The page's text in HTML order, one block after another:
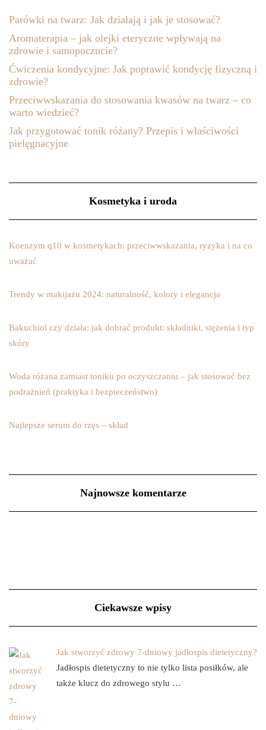
Parówki na twarz: Jak działają i jak je stosować?
Aromaterapia – jak olejki eteryczne wpływają na
zdrowie i samopoczucie?
Ćwiczenia kondycyjne: Jak poprawić kondycję fizyczną i
zdrowie?
Przeciwwskazania do stosowania kwasów na twarz – co
warto wiedzieć?
Jak przygotować tonik różany? Przepis i właściwości
pielęgnacyjne
Kosmetyka i uroda
Koenzym q10 w kosmetykach: przeciwwskazania, ryzyka i na co
uważać
Trendy w makijażu 2024: naturalność, kolory i elegancja
Bakuchiol czy działa: jak dobrać produkt: składniki, stężenia i typ
skóry
Woda różana zamiast toniku po oczyszczaniu – jak stosować bez
podrażnień (praktyka i bezpieczeństwo)
Najlepsze serum do rzęs – skład
Najnowsze komentarze
Ciekawsze wpisy
Jak stworzyć zdrowy 7-dniowy jadłospis dietetyczny?
Jadłospis dietetyczny to nie tylko lista posiłków, ale
także klucz do zdrowego stylu …